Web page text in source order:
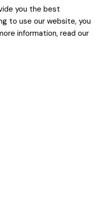
you the best
to use our website, you
information, read our